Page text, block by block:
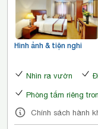
Hình ảnh & tiện nghi
Nhìn ra vườn
Phòng tắm riêng
Chính sách hành